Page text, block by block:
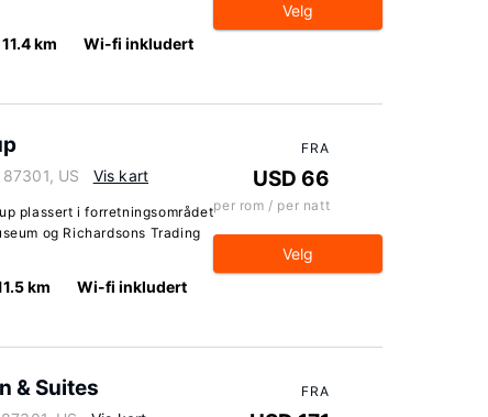
11.4 km Wi-fi inkludert
Velg
US Vis kart
plassert i forretningsområdet
og Richardsons Trading
km Wi-fi inkludert
FRA
USD 66
per rom / per natt
Velg
& Suites FRA